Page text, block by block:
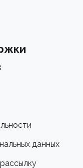
данных